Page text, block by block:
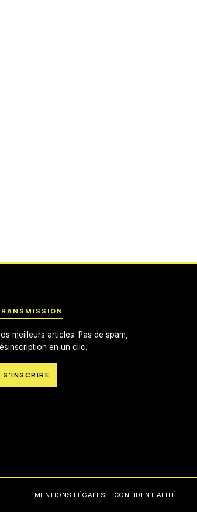
meilleurs articles. Pas de spam,
en un clic.
S'INSCRIRE
MENTIONS LÉGALES CONFIDENTIALITÉ